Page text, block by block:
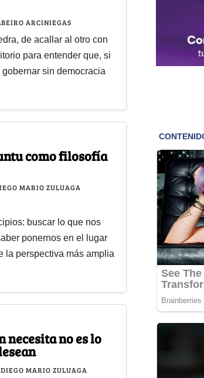
ARCINIEGAS
de acallar al otro con
para entender que, si
sin democracia
como filosofía
MARIO ZULUAGA
buscar lo que nos
ponernos en el lugar
la perspectiva más amplia
necesita no es lo
DIEGO MARIO ZULUAGA